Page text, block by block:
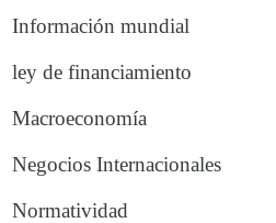
Información mundial
ley de financiamiento
Macroeconomía
Negocios Internacionales
Normatividad